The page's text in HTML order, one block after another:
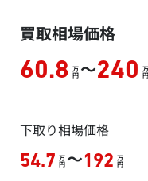
買取相場価格
60.8 万
円 ～240 万
円
下取り相場価格
54.7 万
円 ～192 万
円